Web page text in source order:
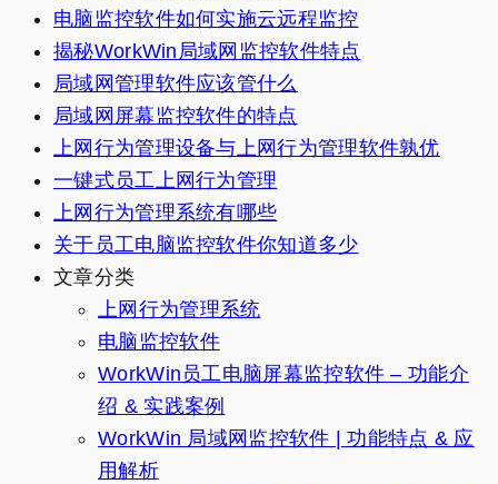
电脑监控软件如何实施云远程监控
揭秘WorkWin局域网监控软件特点
局域网管理软件应该管什么
局域网屏幕监控软件的特点
上网行为管理设备与上网行为管理软件孰优
一键式员工上网行为管理
上网行为管理系统有哪些
关于员工电脑监控软件你知道多少
文章分类
上网行为管理系统
电脑监控软件
WorkWin员工电脑屏幕监控软件 – 功能介
绍 & 实践案例
WorkWin 局域网监控软件 | 功能特点 & 应
用解析